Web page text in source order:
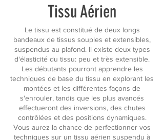
Tissu Aérien
Le tissu est constitué de deux longs
bandeaux de tissus souples et extensibles,
suspendus au plafond. Il existe deux types
d'élasticité du tissu: peu et très extensible.
Les débutants pourront apprendre les
techniques de base du tissu en explorant les
montées et les différentes façons de
s'enrouler, tandis que les plus avancés
effectueront des inversions, des chutes
contrôlées et des positions dynamiques.
Vous aurez la chance de perfectionner vos
techniques sur un tissu aérien suspendu à